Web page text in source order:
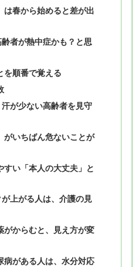
は春から始めると差が出
者が熱中症かも？と思
を順番で覚える
が少ない高齢者を見守
がいちばん危ないことが
すい「本人の大丈夫」と
上がる人は、介護の見
がからむと、見え方が変
病がある人は、水分対応